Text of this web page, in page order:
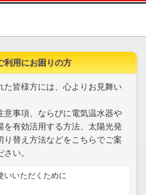
ージの本文へ
利用にお困りの方
た皆様方には、心よりお見舞い
意事項、ならびに電気温水器や
を有効活用する方法、太陽光発
り替え方法などをこちらでご案
い。
いいただくために